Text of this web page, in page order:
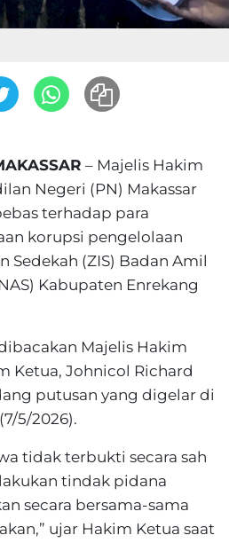
– Majelis Hakim
Negeri (PN) Makassar
terhadap para
korupsi pengelolaan
Sedekah (ZIS) Badan Amil
Kabupaten Enrekang
Majelis Hakim
Ketua, Johnicol Richard
putusan yang digelar di
5/2026).
tidak terbukti secara sah
tindak pidana
secara bersama-sama
ujar Hakim Ketua saat